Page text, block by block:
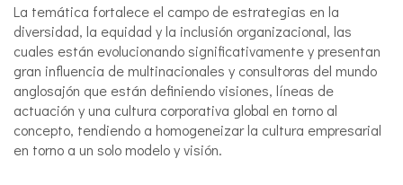
La temática fortalece el campo de estrategias en la
diversidad, la equidad y la inclusión organizacional, las
cuales están evolucionando significativamente y presentan
gran influencia de multinacionales y consultoras del mundo
anglosajón que están definiendo visiones, líneas de
actuación y una cultura corporativa global en torno al
concepto, tendiendo a homogeneizar la cultura empresarial
en torno a un solo modelo y visión.